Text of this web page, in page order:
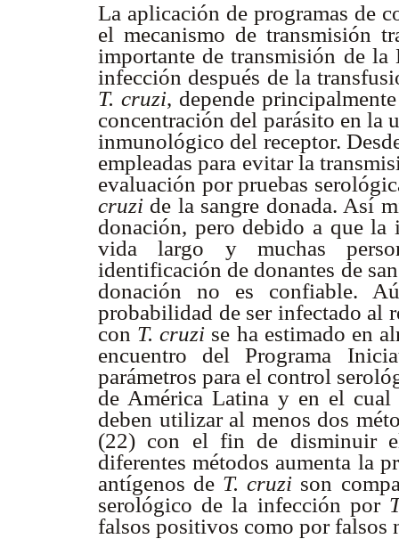
La aplicación de programas de
el mecanismo de transmisión
importante de transmisión de la
infección después de la
T. cruzi, depende
concentración del parásito en la
inmunológico del receptor.
empleadas para evitar la
evaluación por pruebas
cruzi de la sangre donada. Así
donación, pero debido a que
vida largo y muchas
identificación de donantes de
donación no es confiable.
probabilidad de ser infectado al
con T. cruzi se ha estimado en
encuentro del Programa
parámetros para el control
de América Latina y en el cual
deben utilizar al menos dos
(22) con el fin de disminuir
diferentes métodos aumenta la
antígenos de T. cruzi son
serológico de la infección por
falsos positivos como por falsos